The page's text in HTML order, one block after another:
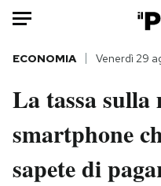
HOME
Italia
Politica
ECONOMIA Venerdì 29
La tassa sulla
smartphone
sapete di